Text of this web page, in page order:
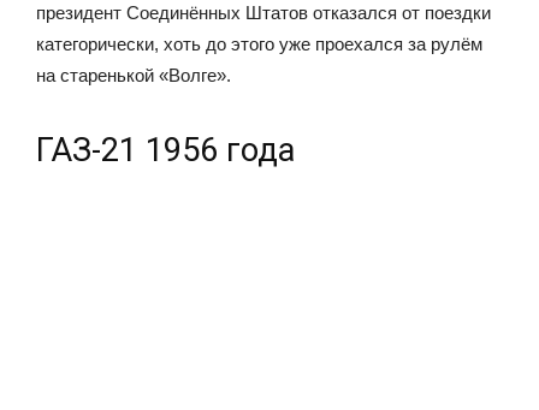
президент Соединённых Штатов отказался от поездки
категорически, хоть до этого уже проехался за рулём
на старенькой «Волге».
ГАЗ-21 1956 года